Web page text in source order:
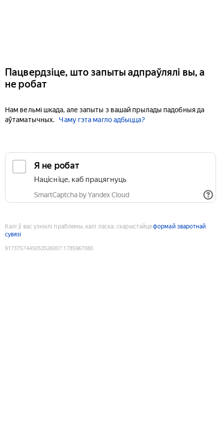
Пацвердзіце, што запыты адпраўлялі вы, а
не робат
Нам вельмі шкада, але запыты з вашай прылады падобныя да
аўтаматычных.
Чаму гэта магло адбыцца?
Я не робат
Націсніце, каб працягнуць
SmartCaptcha by Yandex Cloud
Калі ў вас узніклі праблемы, калі ласка, скарыстайцеформай зваротнай
сувязі
9173757445053526007:1785967080